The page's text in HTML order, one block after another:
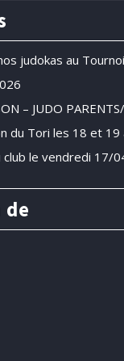
judokas au
– JUDO
du Tori les 18 et 19
club le vendredi 17/